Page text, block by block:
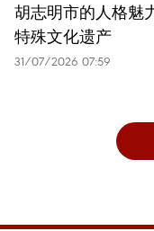
胡志明市的人格
特殊文化遗产
31/07/2026 07:59